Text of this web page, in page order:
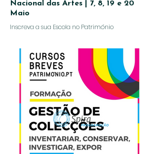
Nacional das Artes | 7, 8, 19 e 20
Maio
Inscreva a sua Escola no Património